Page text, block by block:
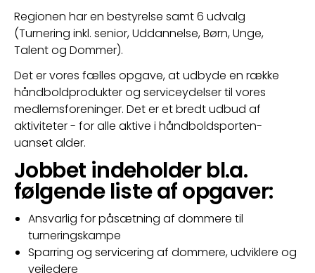
Regionen har en bestyrelse samt 6 udvalg
(Turnering inkl. senior, Uddannelse, Børn, Unge,
Talent og Dommer).
Det er vores fælles opgave, at udbyde en række
håndboldprodukter og serviceydelser til vores
medlemsforeninger. Det er et bredt udbud af
aktiviteter - for alle aktive i håndboldsporten-
uanset alder.
Jobbet indeholder bl.a.
følgende liste af opgaver:
Ansvarlig for påsætning af dommere til
turneringskampe
Sparring og servicering af dommere, udviklere og
vejledere